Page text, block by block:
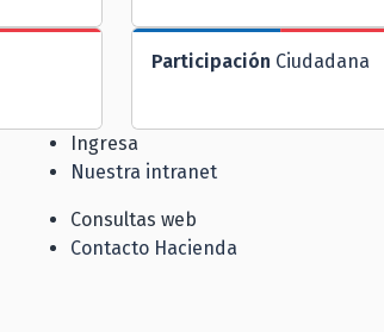
Participación Ciudadana
Ingresa
Nuestra intranet
Consultas web
Contacto Hacienda